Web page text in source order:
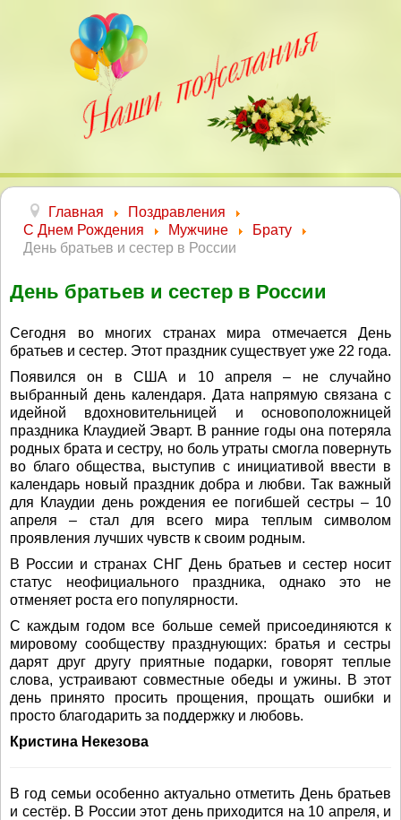
Главная
Поздравления
С Днем Рождения
Мужчине
Брату
День братьев и сестер в России
День братьев и сестер в России
Сегодня во многих странах мира отмечается День
братьев и сестер. Этот праздник существует уже 22 года.
Появился он в США и 10 апреля – не случайно
выбранный день календаря. Дата напрямую связана с
идейной вдохновительницей и основоположницей
праздника Клаудией Эварт. В ранние годы она потеряла
родных брата и сестру, но боль утраты смогла повернуть
во благо общества, выступив с инициативой ввести в
календарь новый праздник добра и любви. Так важный
для Клаудии день рождения ее погибшей сестры – 10
апреля – стал для всего мира теплым символом
проявления лучших чувств к своим родным.
В России и странах СНГ День братьев и сестер носит
статус неофициального праздника, однако это не
отменяет роста его популярности.
С каждым годом все больше семей присоединяются к
мировому сообществу празднующих: братья и сестры
дарят друг другу приятные подарки, говорят теплые
слова, устраивают совместные обеды и ужины. В этот
день принято просить прощения, прощать ошибки и
просто благодарить за поддержку и любовь.
Кристина Некезова
В год семьи особенно актуально отметить День братьев
и сестёр. В России этот день приходится на 10 апреля, и